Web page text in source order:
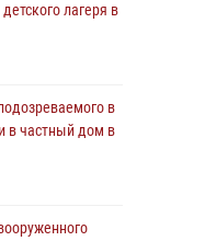
лагеря в
в
в частный дом в